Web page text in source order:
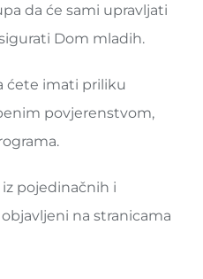
da će sami upravljati
Dom mladih.
ćete imati priliku
povjerenstvom,
pojedinačnih i
na stranicama